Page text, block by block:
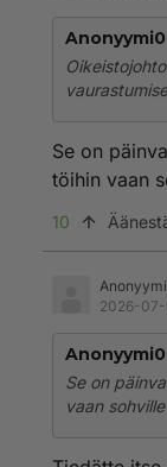
Suomen
oikeisto ei
Se on
töihin vaan
10
2026-07-
Se on
vaan sohville